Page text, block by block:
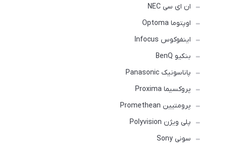
ان ای سی NEC
اوپتوما Optoma
اینفوکوس Infocus
بنکیو BenQ
پاناسونیک Panasonic
پروکسیما Proxima
پرومتیین Promethean
پلی ویژن Polyvision
سونی Sony